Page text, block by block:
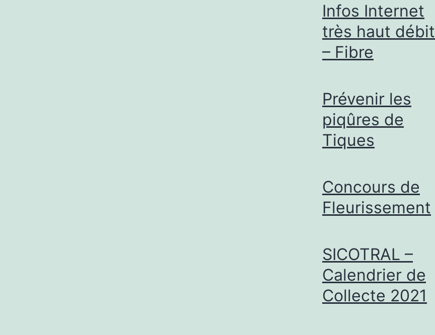
Infos Internet
très haut débit
– Fibre
Prévenir les
piqûres de
Tiques
Concours de
Fleurissement
SICOTRAL –
Calendrier de
Collecte 2021